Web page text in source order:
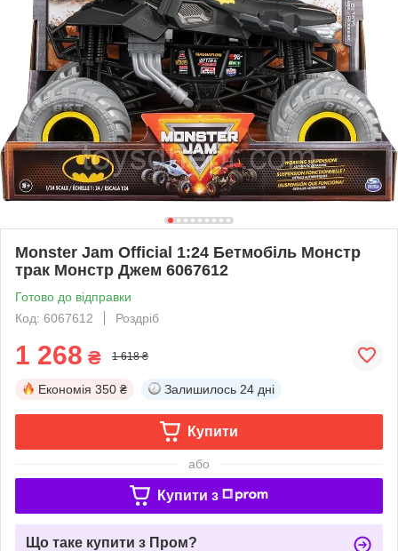
Monster Jam Official 1:24 Бетмобіль Монстр
трак Монстр Джем 6067612
Готово до відправки
Код: ‎6067612
Роздріб
1 268 ₴ 1 618 ₴
Економія 350 ₴ Залишилось 24 дні
Купити
або
Купити з
Що таке купити з Пром?